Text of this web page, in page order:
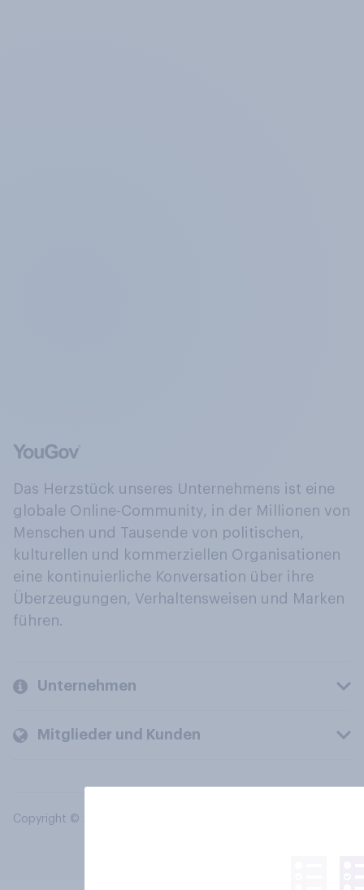
Das Herzstück unseres Unternehmens ist eine
globale Online-Community, in der Millionen von
Menschen und Tausende von politischen,
kulturellen und kommerziellen Organisationen
eine kontinuierliche Konversation über ihre
Überzeugungen, Verhaltensweisen und Marken
führen.
Unternehmen
Mitglieder und Kunden
Copyright © 2026 YouGov PLC. Alle Rechte vorbehalten.